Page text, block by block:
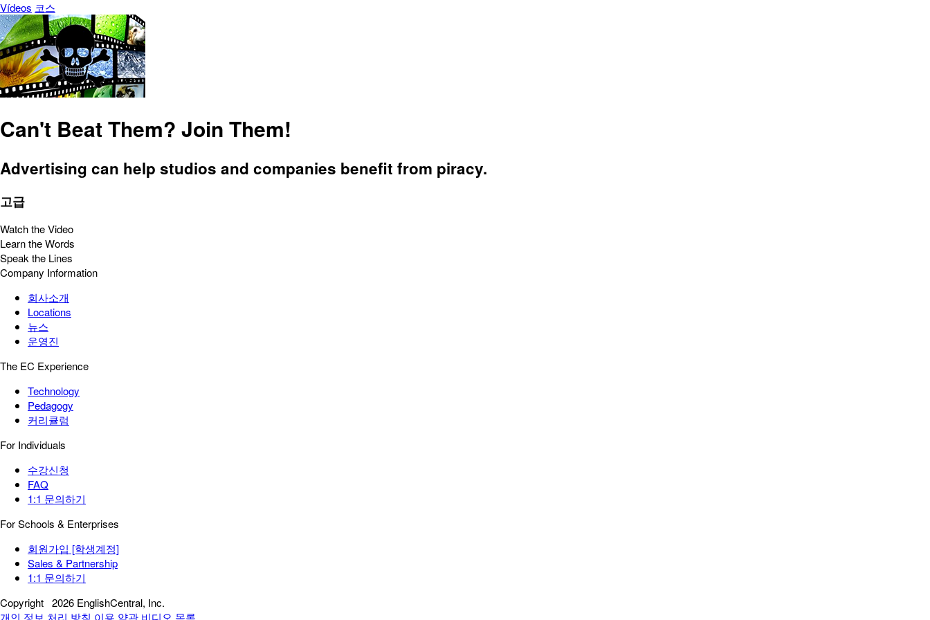
Vídeos 코스
Can't Beat Them? Join Them!
Advertising can help studios and companies benefit from piracy.
고급
Watch the Video
Learn the Words
Speak the Lines
Company Information
회사소개
Locations
뉴스
운영진
The EC Experience
Technology
Pedagogy
커리큘럼
For Individuals
수강신청
FAQ
1:1 문의하기
For Schools & Enterprises
회원가입 [학생계정]
Sales & Partnership
1:1 문의하기
Copyright 2026 EnglishCentral, Inc.